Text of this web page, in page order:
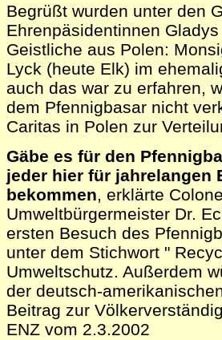
Begrüßt wurden unter den
Ehrenpäsidentinnen
Geistliche aus Polen:
Lyck (heute Elk) im
auch das war zu erfahren,
dem Pfennigbasar nicht
Caritas in Polen zur
Gäbe es für den
jeder hier für jahrelangen
bekommen, erklärte
Umweltbürgermeister Dr.
ersten Besuch des
unter dem Stichwort "
Umweltschutz. Außerdem
der deutsch-
Beitrag zur
ENZ vom 2.3.2002